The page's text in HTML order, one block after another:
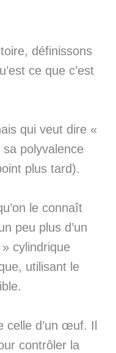
définissons
ce que c’est
qui veut dire «
sa polyvalence
plus tard).
le connaît
peu plus d’un
» cylindrique
utilisant le
celle d’un œuf. Il
contrôler la